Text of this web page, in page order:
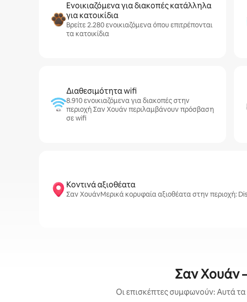
Ενοικιαζόμενα για διακοπές κατάλληλα
για κατοικίδια
Βρείτε 2.280 ενοικιαζόμενα όπου επιτρέπονται
τα κατοικίδια
Διαθεσιμότητα wifi
8.910 ενοικιαζόμενα για διακοπές στην
περιοχή Σαν Χουάν περιλαμβάνουν πρόσβαση
σε wifi
Κοντινά αξιοθέατα
Σαν ΧουάνΜερικά κορυφαία αξιοθέατα στην περιοχή:
Σαν Χουάν
Οι επισκέπτες συμφωνούν: Αυτά